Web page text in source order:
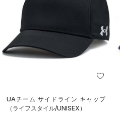
UAチーム サイドライン キャップ
（ライフスタイル/UNISEX）